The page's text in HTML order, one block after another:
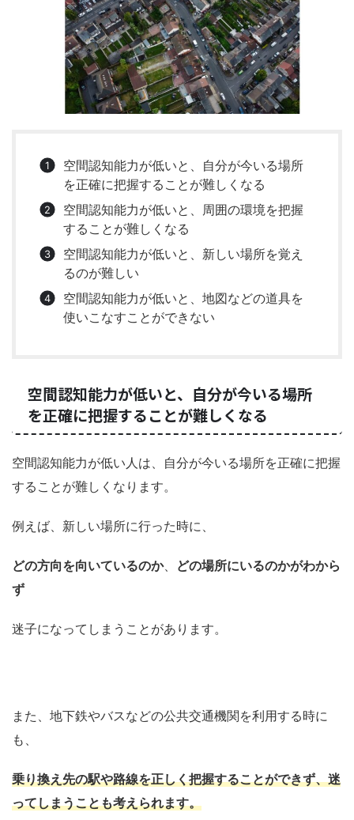
空間認知能力が低いと、自分が今いる場所
を正確に把握することが難しくなる
空間認知能力が低いと、周囲の環境を把握
することが難しくなる
空間認知能力が低いと、新しい場所を覚え
るのが難しい
空間認知能力が低いと、地図などの道具を
使いこなすことができない
空間認知能力が低いと、自分が今いる場所
を正確に把握することが難しくなる
空間認知能力が低い人は、自分が今いる場所を正確に把握
することが難しくなります。
例えば、新しい場所に行った時に、
どの方向を向いているのか、 どの場所にいるのかがわから
ず
迷子になってしまうことがあります。
また、地下鉄やバスなどの公共交通機関を利用する時に
も、
乗り換え先の駅や路線を正しく把握することができず、迷
ってしまうことも考えられます。